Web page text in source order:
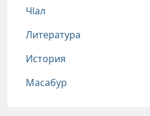
Чlал
Литература
История
Масабур